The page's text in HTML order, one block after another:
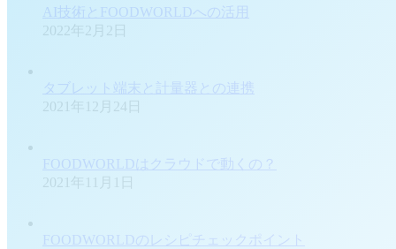
AI技術とFOODWORLDへの活用
2022年2月2日
タブレット端末と計量器との連携
2021年12月24日
FOODWORLDはクラウドで動くの？
2021年11月1日
FOODWORLDのレシピチェックポイント